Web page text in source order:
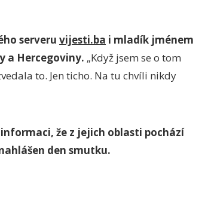
serveru vijesti.ba i mladík jménem
a Hercegoviny. „Když jsem se o tom
to. Jen ticho. Na tu chvíli nikdy
že z jejich oblasti pochází
den smutku.